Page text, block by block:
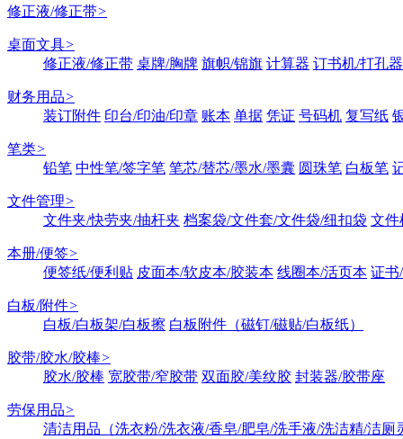
修正液/修正带>
桌面文具>
修正液/修正带 桌牌/胸牌 旗帜/锦旗 计算器 订书机/打孔器
财务用品>
装订附件 印台/印油/印章 账本 单据 凭证 号码机 复写纸
笔类>
铅笔 中性笔/签字笔 笔芯/替芯/墨水/墨囊 圆珠笔 白板笔
文件管理>
文件夹/快劳夹/抽杆夹 档案袋/文件套/文件袋/纽扣袋 文件
本册/便签>
便签纸/便利贴 皮面本/软皮本/胶装本 线圈本/活页本 证书
白板/附件>
白板/白板架/白板擦 白板附件（磁钉/磁贴/白板纸）
胶带/胶水/胶棒>
胶水/胶棒 宽胶带/窄胶带 双面胶/美纹胶 封装器/胶带座
劳保用品>
清洁用品（洗衣粉/洗衣液/香皂/肥皂/洗手液/洗洁精/洁厕